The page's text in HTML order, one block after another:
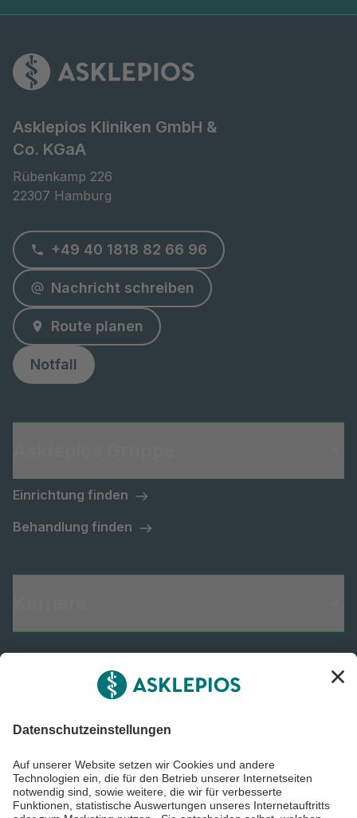
Asklepios Kliniken GmbH &
Co. KGaA
Rübenkamp 226
22307 Hamburg
+49 40 1818 82 66 96
Nachricht schreiben
Route planen
Notfall
Einrichtung finden
Behandlung finden
Informiert bleiben